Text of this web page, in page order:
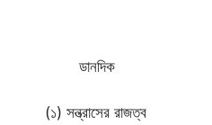
সন্ত্রাসের রাজত্ব